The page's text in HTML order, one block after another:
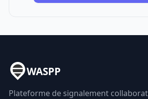
WASPP
Plateforme de signalement